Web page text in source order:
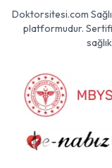
Doktorsitesi.com
platformudur.